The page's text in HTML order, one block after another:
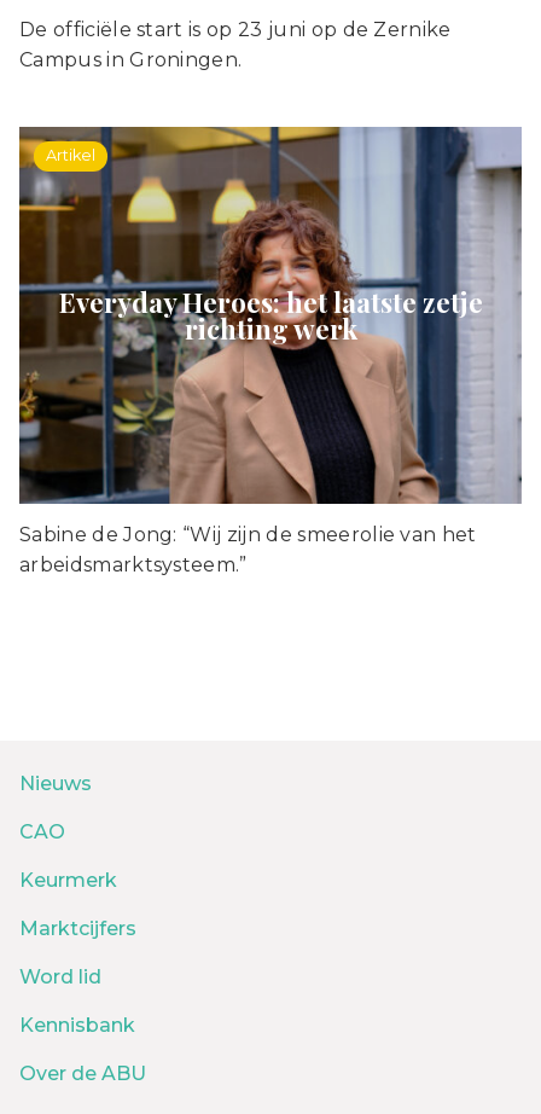
De officiële start is op 23 juni op de Zernike
Campus in Groningen.
Artikel
Everyday Heroes: het laatste zetje
richting werk
Sabine de Jong: “Wij zijn de smeerolie van het
arbeidsmarktsysteem.”
Nieuws
CAO
Keurmerk
Marktcijfers
Word lid
Kennisbank
Over de ABU